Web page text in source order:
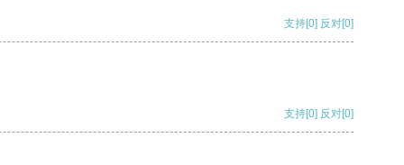
支持[0] 反对[0]
支持[0] 反对[0]